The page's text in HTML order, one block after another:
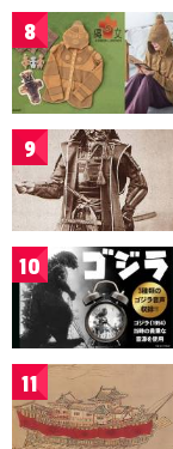
8
9
10
11